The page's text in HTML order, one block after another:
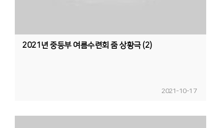
2021년 중등부 여름수련회 줌 상황극 (2)
2021-10-17